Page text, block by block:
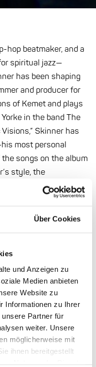
Über Cookies
und Anzeigen zu
Medien anbieten
Website zu
Informationen zu Ihrer
Partner für
weiter. Unsere
möglicherweise mit
ihnen bereitgestellt
hop beatmaker, and a
spiritual jazz—
has been shaping
and producer for
of Kemet and plays
in the band The
Skinner has
most personal
songs on the album
style, the
indie, and African
of room for his
Robert Stillman
describes the
so multi-layered and
its heart beating.”